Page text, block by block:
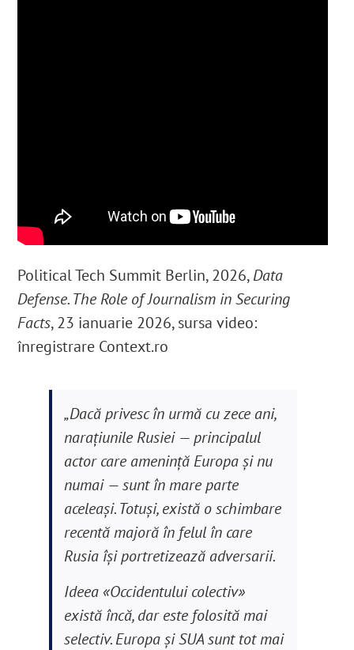
Political Tech Summit Berlin, 2026,Data
Defense. The Role of Journalism in Securing
Facts, 23 ianuarie 2026, sursa video:
înregistrare Context.ro
„Dacă privesc în urmă cu zece ani,
naraţiunile Rusiei — principalul
actor care ameninţă Europa și nu
numai — sunt în mare parte
aceleași. Totuși, există o schimbare
recentă majoră în felul în care
Rusia își portretizează adversarii.
Ideea «Occidentului colectiv»
există încă, dar este folosită mai
selectiv. Europa și SUA sunt tot mai